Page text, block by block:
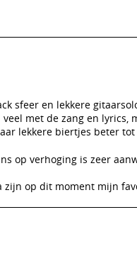
sfeer en lekkere
met de zang en lyrics,
lekkere biertjes beter
op verhoging is zeer
zijn op dit moment mijn